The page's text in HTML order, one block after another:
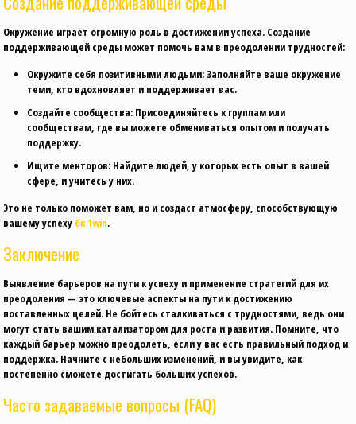
Окружение играет огромную роль в достижении успеха. Создание
поддерживающей среды может помочь вам в преодолении трудностей:
Окружите себя позитивными людьми:Заполняйте ваше окружение
теми, кто вдохновляет и поддерживает вас.
Создайте сообщества: Присоединяйтесь к группам или
сообществам, где вы можете обмениваться опытом и получать
поддержку.
Ищите менторов: Найдите людей, у которых есть опыт в вашей
сфере, и учитесь у них.
Это не только поможет вам, но и создаст атмосферу, способствующую
вашему успеху бк 1win.
Заключение
Выявление барьеров на пути к успеху и применение стратегий для их
преодоления — это ключевые аспекты на пути к достижению
поставленных целей. Не бойтесь сталкиваться с трудностями, ведь они
могут стать вашим катализатором для роста и развития. Помните, что
каждый барьер можно преодолеть, если у вас есть правильный подход и
поддержка. Начните с небольших изменений, и вы увидите, как
постепенно сможете достигать больших успехов.
Часто задаваемые вопросы (FAQ)